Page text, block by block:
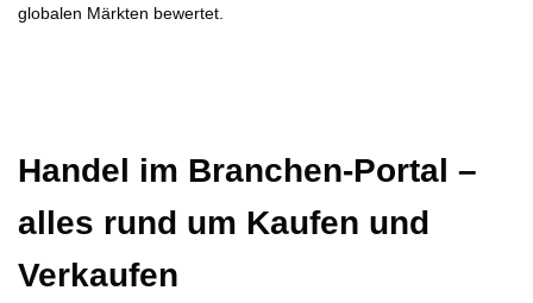
globalen Märkten bewertet.
Handel im Branchen-Portal –
alles rund um Kaufen und
Verkaufen